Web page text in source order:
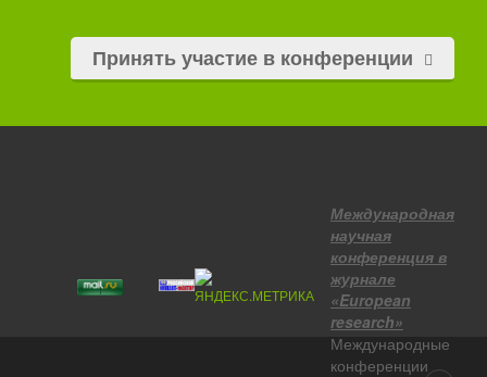
Принять участие в конференции
Международная
научная
конференция в
журнале
«European
research»
Международные
конференции